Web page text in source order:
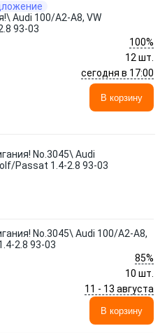
Audi 100/A2-A8, VW
93-03
100%
12 шт.
сегодня в 17:00
В корзину
No.3045\ Audi
Passat 1.4-2.8 93-03
No.3045\ Audi 100/A2-A8,
2.8 93-03
85%
10 шт.
11 - 13 августа
В корзину